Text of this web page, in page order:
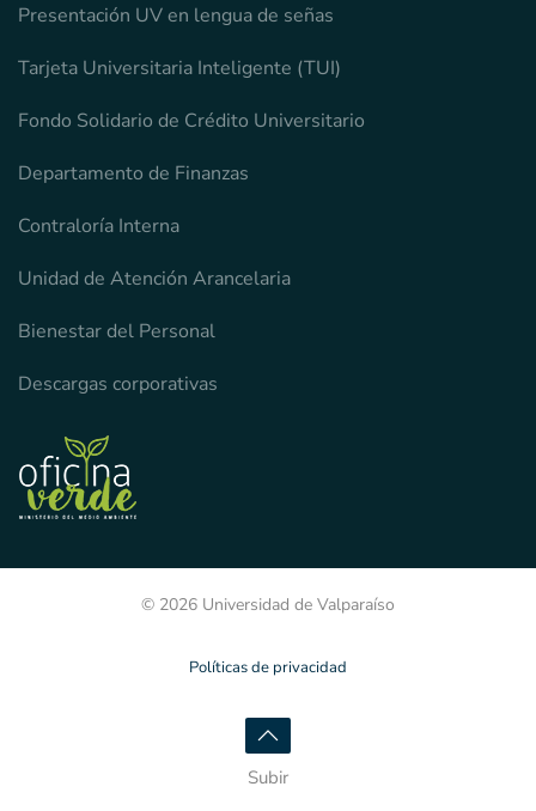
Presentación UV en lengua de señas
Tarjeta Universitaria Inteligente (TUI)
Fondo Solidario de Crédito Universitario
Departamento de Finanzas
Contraloría Interna
Unidad de Atención Arancelaria
Bienestar del Personal
Descargas corporativas
© 2026 Universidad de Valparaíso
Políticas de privacidad
Subir